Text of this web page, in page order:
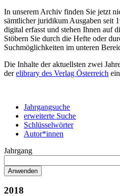
In unserem Archiv finden Sie jetzt
sämtlicher juridikum Ausgaben seit
digital erfasst und stehen Ihnen auf
Stöbern Sie durch die Hefte oder
Suchmöglichkeiten im unteren
Die Inhalte der aktuellsten zwei
derelibrary des Verlag Österreich
Jahrgangsuche
erweiterte Suche
Schlüsselwörter
Autor*innen
Jahrgang
2018